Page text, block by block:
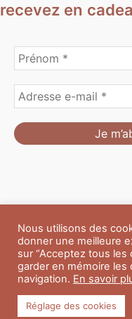
recevez en
Formulaire de
Blog
Politique de
Copyright ©
Nous utilisons des
donner une meilleure
sur “Acceptez tous les
garder en mémoire
navigation. En savoir
Réglage des cookies